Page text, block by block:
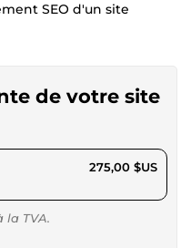
SEO d'un site
de votre site
$US 275,00 $US
la TVA.